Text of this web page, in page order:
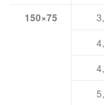
150×75